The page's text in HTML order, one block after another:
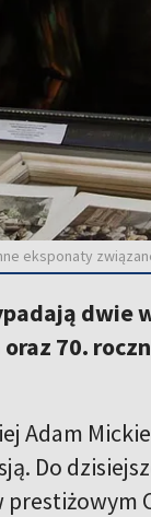
eksponaty
dwie
70.
Adam
Do